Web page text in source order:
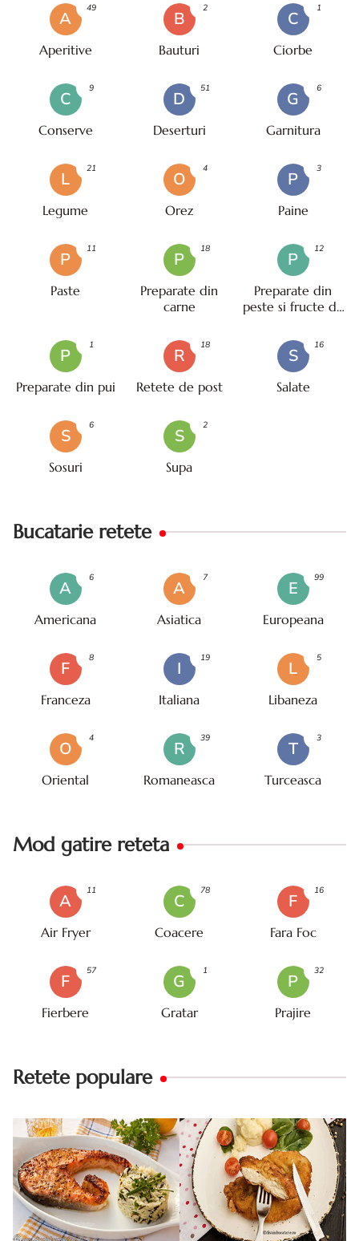
A
Aperitive
49
B
Bauturi
2
C
Ciorbe
1
C
Conserve
9
D
Deserturi
51
G
Garnitura
6
L
Legume
21
O
Orez
4
P
Paine
3
P
Paste
11
P
Preparate din
carne
18
P
Preparate din
peste si fructe de
12
P
Preparate din pui
1
R
Retete de post
18
S
Salate
16
S
Sosuri
6
S
Supa
2
Bucatarie retete
A
Americana
6
A
Asiatica
7
E
Europeana
99
F
Franceza
8
I
Italiana
19
L
Libaneza
5
O
Oriental
4
R
Romaneasca
39
T
Turceasca
3
Mod gatire reteta
A
Air Fryer
11
C
Coacere
78
F
Fara Foc
16
F
Fierbere
57
G
Gratar
1
P
Prajire
32
Retete populare